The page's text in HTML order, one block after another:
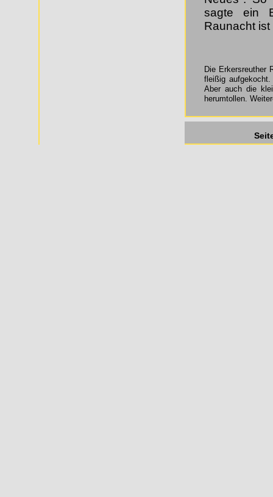
sagte ein
Raunacht
Die Erkersreuther
fleißig
Aber auch die
herumtollen.